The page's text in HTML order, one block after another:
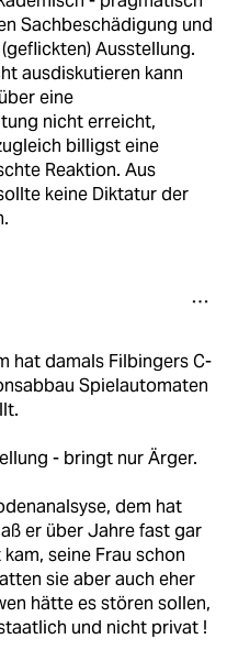
Sachbeschädigung und
Ausstellung.
ausdiskutieren kann
eine
nicht erreicht,
billigst eine
Reaktion. Aus
keine Diktatur der
hat damals Filbingers C-
Spielautomaten
- bringt nur Ärger.
dem hat
er über Jahre fast gar
seine Frau schon
sie aber auch eher
hätte es stören sollen,
und nicht privat !